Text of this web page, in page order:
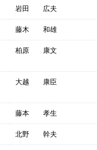
岩田 広夫
藤木 和雄
柏原 康文
大越 康臣
藤本 孝生
北野 幹夫